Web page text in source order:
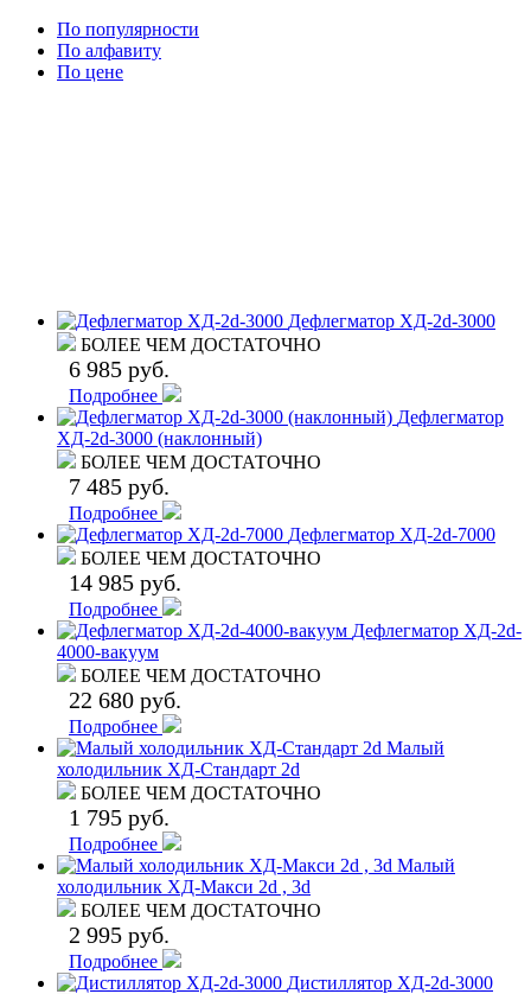
По популярности
По алфавиту
По цене
Дефлегматор ХД-2d-3000
БОЛЕЕ ЧЕМ ДОСТАТОЧНО
6 985 руб.
Подробнее
Дефлегматор
ХД-2d-3000 (наклонный)
БОЛЕЕ ЧЕМ ДОСТАТОЧНО
7 485 руб.
Подробнее
Дефлегматор ХД-2d-7000
БОЛЕЕ ЧЕМ ДОСТАТОЧНО
14 985 руб.
Подробнее
Дефлегматор ХД-2d-
4000-вакуум
БОЛЕЕ ЧЕМ ДОСТАТОЧНО
22 680 руб.
Подробнее
Малый
холодильник ХД-Стандарт 2d
БОЛЕЕ ЧЕМ ДОСТАТОЧНО
1 795 руб.
Подробнее
Малый
холодильник ХД-Макси 2d , 3d
БОЛЕЕ ЧЕМ ДОСТАТОЧНО
2 995 руб.
Подробнее
Дистиллятор ХД-2d-3000